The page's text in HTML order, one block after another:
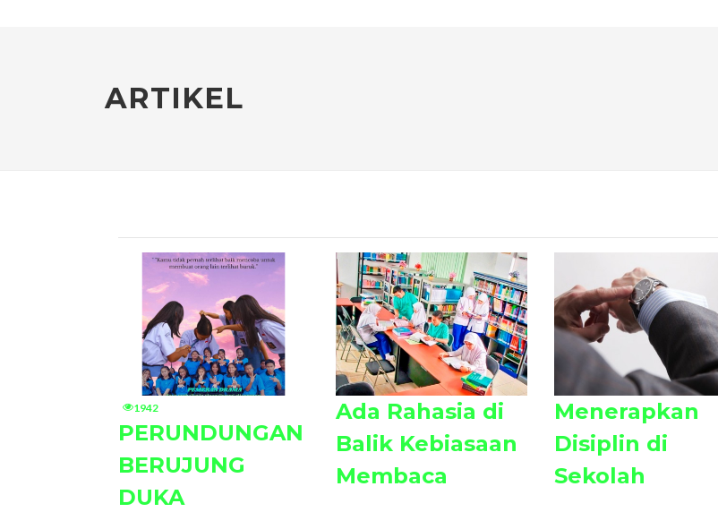
Surat Edaran Kepala Dinas Pendidikan Provinsi Sumatera Utar...
ARTIKEL
1942
PERUNDUNGAN
BERUJUNG
DUKA
Ada Rahasia di
Balik Kebiasaan
Membaca
Menerapkan
Disiplin di
Sekolah